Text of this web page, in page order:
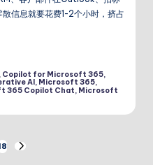
信息就要花费1-2个小时，挤占
Copilot for Microsoft 365
AI , Microsoft 365,
365 Copilot Chat, Microsoft
NEXT